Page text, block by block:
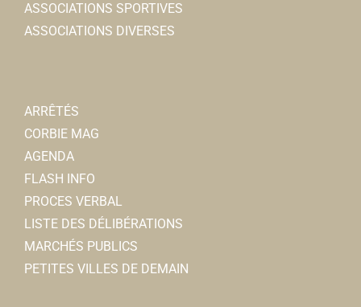
ASSOCIATIONS SPORTIVES
ASSOCIATIONS DIVERSES
ARRÊTÉS
CORBIE MAG
AGENDA
FLASH INFO
PROCES VERBAL
LISTE DES DÉLIBÉRATIONS
MARCHÉS PUBLICS
PETITES VILLES DE DEMAIN